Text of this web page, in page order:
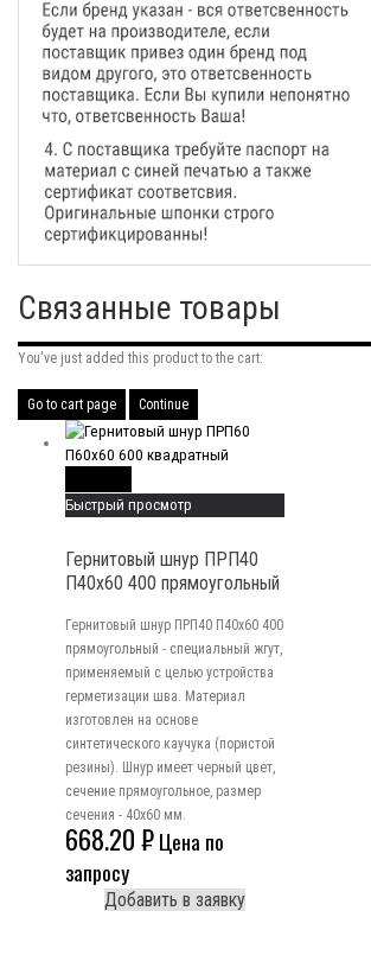
Связанные товары
You've just added this product to the cart:
Go to cart page Continue
Быстрый просмотр
Гернитовый шнур ПРП40
П40х60 400 прямоугольный
Гернитовый шнур ПРП40 П40х60 400
прямоугольный - специальный жгут,
применяемый с целью устройства
герметизации шва. Материал
изготовлен на основе
синтетического каучука (пористой
резины). Шнур имеет черный цвет,
сечение прямоугольное, размер
сечения - 40x60 мм.
668.20₽Цена по
запросу
Добавить в заявку